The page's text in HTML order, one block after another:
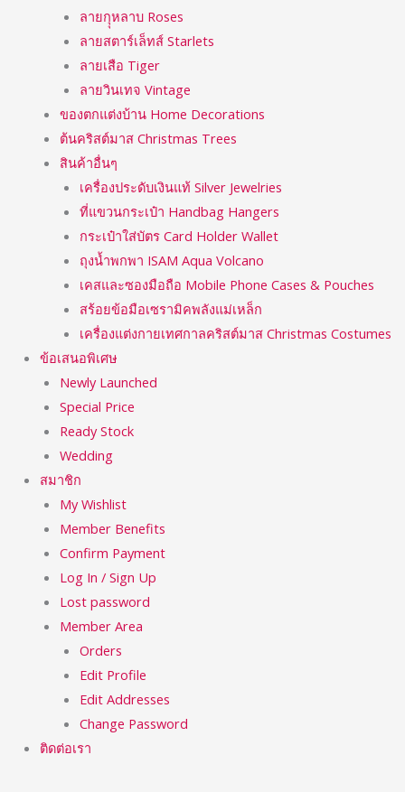
ลายกุุหลาบ Roses
ลายสตาร์เล็ทส์ Starlets
ลายเสือ Tiger
ลายวินเทจ Vintage
ของตกแต่งบ้าน Home Decorations
ต้นคริสต์มาส Christmas Trees
สินค้าอื่นๆ
เครื่องประดับเงินแท้ Silver Jewelries
ที่แขวนกระเป๋า Handbag Hangers
กระเป๋าใส่บัตร Card Holder Wallet
ถุงน้ำพกพา ISAM Aqua Volcano
เคสและซองมือถือ Mobile Phone Cases & Pouches
สร้อยข้อมือเซรามิคพลังแม่เหล็ก
เครื่องแต่งกายเทศกาลคริสต์มาส Christmas Costumes
ข้อเสนอพิเศษ
Newly Launched
Special Price
Ready Stock
Wedding
สมาชิก
My Wishlist
Member Benefits
Confirm Payment
Log In / Sign Up
Lost password
Member Area
Orders
Edit Profile
Edit Addresses
Change Password
ติดต่อเรา